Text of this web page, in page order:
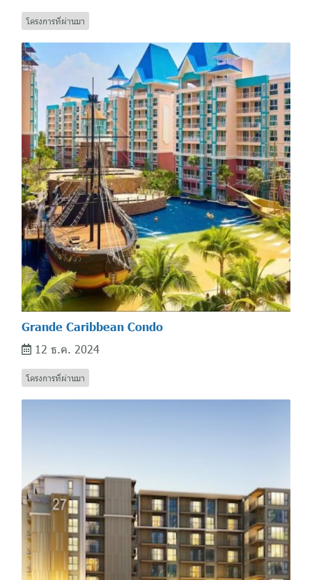
โครงการที่ผ่านมา
Grande Caribbean Condo
12 ธ.ค. 2024
โครงการที่ผ่านมา